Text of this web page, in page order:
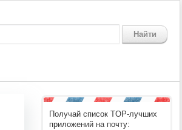
Найти
Получай список TOP-лучших
приложений на почту: